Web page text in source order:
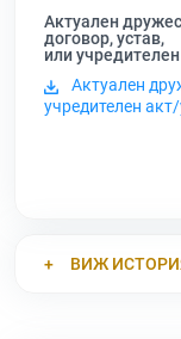
Актуален
договор, устав,
или
Актуален
учредителен
ВИЖ